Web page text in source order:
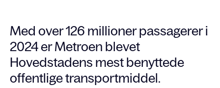
Med over 126 millioner passagerer i
2024 er Metroen blevet
Hovedstadens mest benyttede
offentlige transportmiddel.